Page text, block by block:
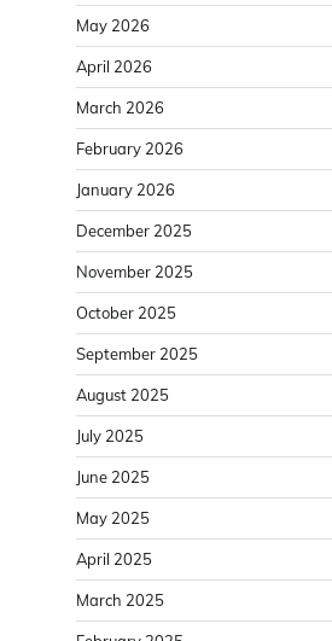
May 2026
April 2026
March 2026
February 2026
January 2026
December 2025
November 2025
October 2025
September 2025
August 2025
July 2025
June 2025
May 2025
April 2025
March 2025